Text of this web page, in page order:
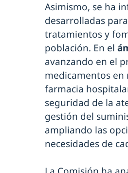
Asimismo, se ha
desarrolladas
tratamientos y
población. En el
avanzando en el
medicamentos en
farmacia
seguridad de la
gestión del
ampliando las
necesidades de